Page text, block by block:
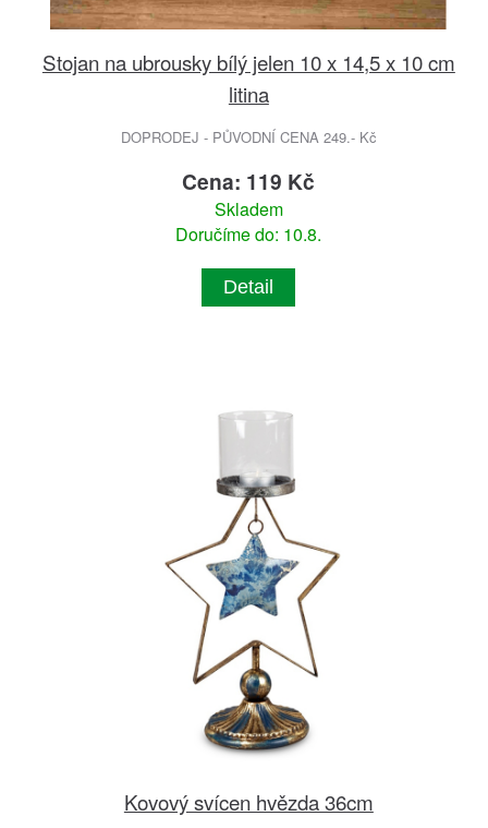
Stojan na ubrousky bílý jelen 10 x 14,5 x 10 cm
litina
DOPRODEJ - PŮVODNÍ CENA 249.- Kč
Cena: 119 Kč
Skladem
Doručíme do: 10.8.
Detail
Kovový svícen hvězda 36cm